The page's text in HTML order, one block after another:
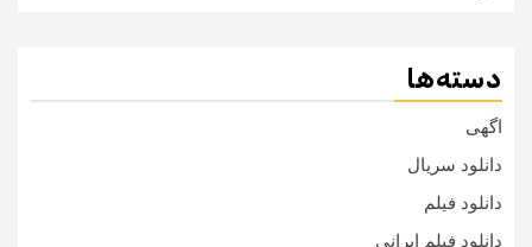
دسته‌ها
اگهی
دانلود سریال
دانلود فیلم
دانلود فیلم ایرانی